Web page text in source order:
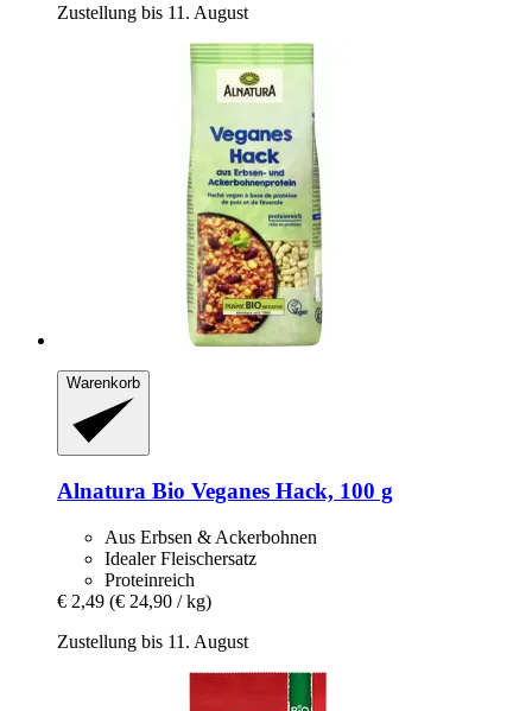
Zustellung bis 11. August
Warenkorb
Alnatura Bio Veganes Hack, 100 g
Aus Erbsen & Ackerbohnen
Idealer Fleischersatz
Proteinreich
€ 2,49 (€ 24,90 / kg)
Zustellung bis 11. August